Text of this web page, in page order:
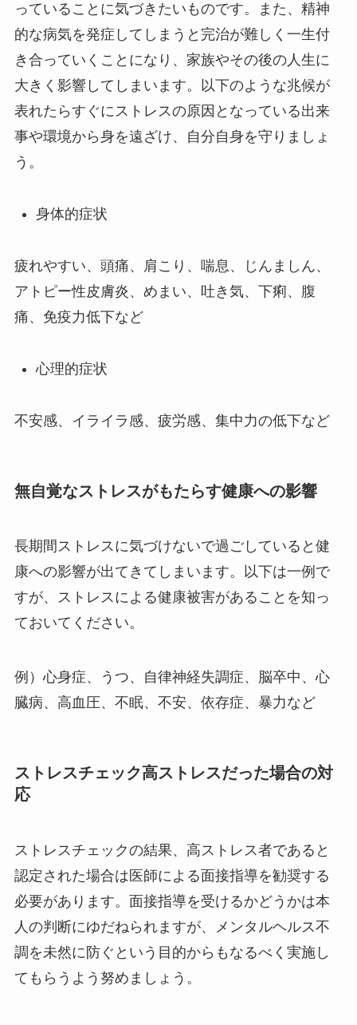
っていることに気づきたいものです。また、精神
的な病気を発症してしまうと完治が難しく一生付
き合っていくことになり、家族やその後の人生に
大きく影響してしまいます。以下のような兆候が
表れたらすぐにストレスの原因となっている出来
事や環境から身を遠ざけ、自分自身を守りましょ
う。
身体的症状
疲れやすい、頭痛、肩こり、喘息、じんましん、
アトピー性皮膚炎、めまい、吐き気、下痢、腹
痛、免疫力低下など
心理的症状
不安感、イライラ感、疲労感、集中力の低下など
無自覚なストレスがもたらす健康への影響
長期間ストレスに気づけないで過ごしていると健
康への影響が出てきてしまいます。以下は一例で
すが、ストレスによる健康被害があることを知っ
ておいてください。
例）心身症、うつ、自律神経失調症、脳卒中、心
臓病、高血圧、不眠、不安、依存症、暴力など
ストレスチェック高ストレスだった場合の対
応
ストレスチェックの結果、高ストレス者であると
認定された場合は医師による面接指導を勧奨する
必要があります。面接指導を受けるかどうかは本
人の判断にゆだねられますが、メンタルヘルス不
調を未然に防ぐという目的からもなるべく実施し
てもらうよう努めましょう。